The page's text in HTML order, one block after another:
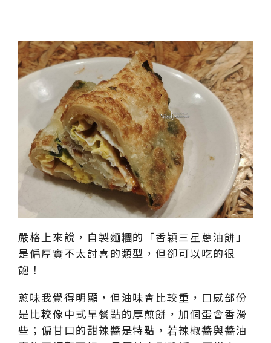
嚴格上來說，自製麵糰的「香穎三星蔥油餅」
是偏厚實不太討喜的類型，但卻可以吃的很
飽！
蔥味我覺得明顯，但油味會比較重，口感部份
是比較像中式早餐點的厚煎餅，加個蛋會香滑
些；偏甘口的甜辣醬是特點，若辣椒醬與醬油